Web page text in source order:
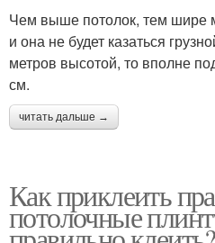
Чем выше потолок, тем шире
и она не будет казаться
метров высотой, то вполне
см.
читать дальше →
Как приклеить
потолочные